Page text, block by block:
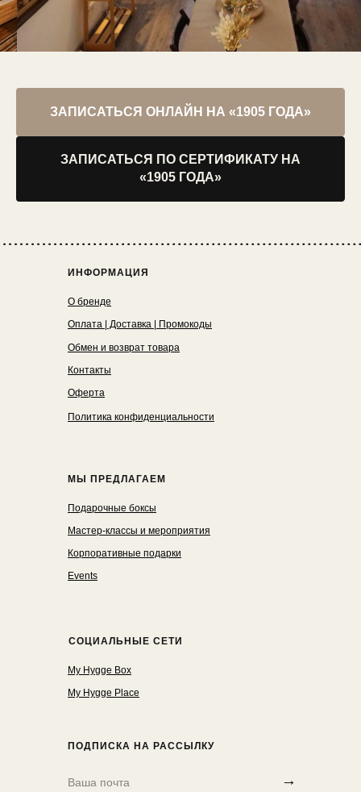
ЗАПИСАТЬСЯ ОНЛАЙН НА «1905 ГОДА»
ЗАПИСАТЬСЯ ПО СЕРТИФИКАТУ НА
«1905 ГОДА»
ИНФОРМАЦИЯ
МЫ ПРЕДЛАГАЕМ
СОЦИАЛЬНЫЕ СЕТИ
→
ПОДПИСКА НА РАССЫЛКУ
О бренде
Оплата | Доставка | Промокоды
Обмен и возврат товара
Контакты
Оферта
Политика конфиденциальности
Подарочные боксы
Мастер-классы и мероприятия
Корпоративные подарки
Events
My Hygge Box
My Hygge Place